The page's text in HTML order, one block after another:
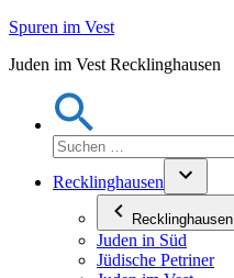
Zum
springen
Spuren im Vest
Juden im Vest Recklinghausen
Suchen
nach:
Recklinghausen
Recklinghausen
Juden in Süd
Jüdische Petriner